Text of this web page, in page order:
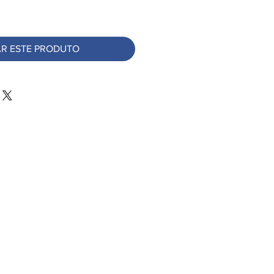
ESTE PRODUTO